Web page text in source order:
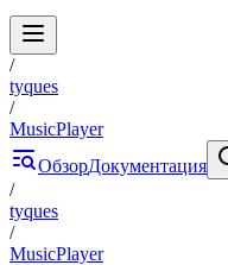
/
tyques
/
MusicPlayer
ОбзорДокументация
/
tyques
/
MusicPlayer